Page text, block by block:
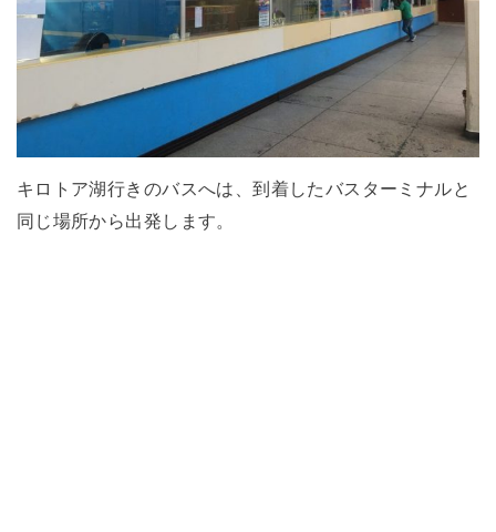
キロトア湖行きのバスへは、到着したバスターミナルと
同じ場所から出発します。